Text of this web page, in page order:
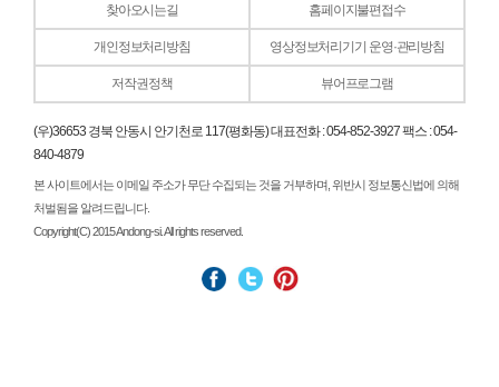
찾아오시는길 홈페이지불편접수
개인정보처리방침 영상정보처리기기 운영·관리방침
저작권정책 뷰어프로그램
(우)36653 경북 안동시 안기천로 117(평화동) 대표전화 : 054-852-3927 팩스 : 054-
840-4879
본 사이트에서는 이메일 주소가 무단 수집되는 것을 거부하며, 위반시 정보통신법에 의해
처벌됨을 알려드립니다.
Copyright(C) 2015 Andong-si. All rights reserved.